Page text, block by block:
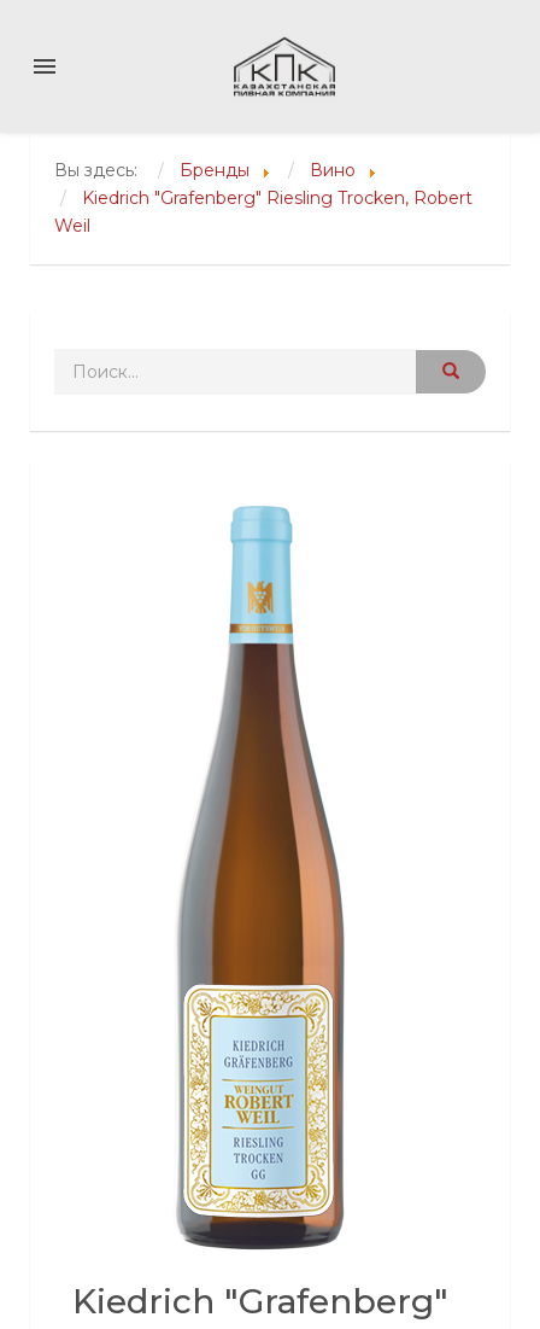
menu
Вы здесь: Бренды
Вино
Kiedrich "Grafenberg" Riesling Trocken, Robert
Weil
Kiedrich "Grafenberg"